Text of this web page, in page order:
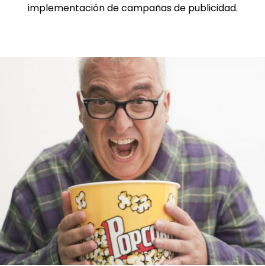
implementación de campañas de publicidad.